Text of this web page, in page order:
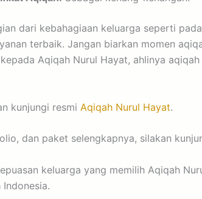
dari kebahagiaan keluarga seperti pada
terbaik. Jangan biarkan momen
Aqiqah Nurul Hayat, ahlinya
kunjungi resmi Aqiqah Nurul Hayat.
dan paket selengkapnya, silakan
keluarga yang memilih Aqiqah